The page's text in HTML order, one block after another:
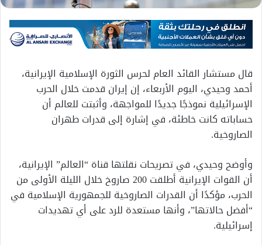
قال مستشار القائد العام لحرس الثورة الإسلامية الإيرانية،
أحمد وحيدي، اليوم الأربعاء، إن إيران قدمت خلال الحرب
الإسرائيلية نموذجًا جديدًا للمواجهة، وأثبتت للعالم أن
حساباته كانت خاطئة، في إشارة إلى قدرات طهران
الصاروخية.
وأوضح وحيدي، في تصريحات نقلتها قناة “العالم” الإيرانية،
أن القوات الإيرانية أطلقت 200 صاروخ خلال الليلة الأولى من
الحرب، مؤكدًا أن القدرات الصاروخية للجمهورية الإسلامية في
“أفضل حالاتها”، وأنها مستعدة للرد على أي تهديدات
إسرائيلية.